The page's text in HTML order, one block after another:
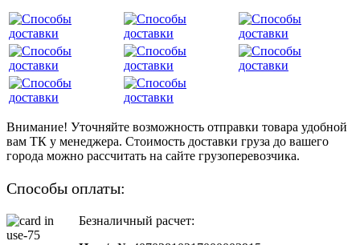
Внимание! Уточняйте возможность отправки товара удобной
вам ТК у менеджера. Стоимость доставки груза до вашего
города можно рассчитать на сайте грузоперевозчика.
Способы оплаты:
Безналичный расчет: